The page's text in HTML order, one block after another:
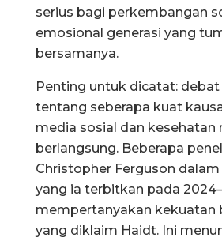
serius bagi perkembangan
emosional generasi yang
bersamanya.
Penting untuk dicatat:
tentang seberapa kuat
media sosial dan kesehatan
berlangsung. Beberapa
Christopher Ferguson
yang ia terbitkan pada
mempertanyakan kekuatan
yang diklaim Haidt. Ini